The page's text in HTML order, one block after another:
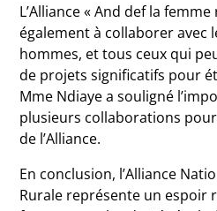
L’Alliance « And def la
également à collaborer avec
hommes, et tous ceux qui
de projets significatifs pour
Mme Ndiaye a souligné
plusieurs collaborations
de l’Alliance.
En conclusion, l’Alliance
Rurale représente un espoir